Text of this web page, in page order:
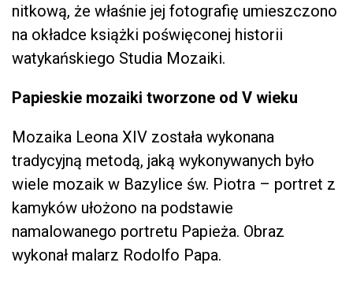
nitkową, że właśnie jej fotografię umieszczono
na okładce książki poświęconej historii
watykańskiego Studia Mozaiki.
Papieskie mozaiki tworzone od V wieku
Mozaika Leona XIV została wykonana
tradycyjną metodą, jaką wykonywanych było
wiele mozaik w Bazylice św. Piotra – portret z
kamyków ułożono na podstawie
namalowanego portretu Papieża. Obraz
wykonał malarz Rodolfo Papa.